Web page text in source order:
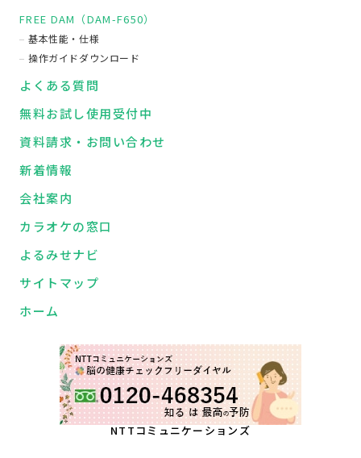
FREE DAM（DAM-F650）
基本性能・仕様
操作ガイドダウンロード
よくある質問
無料お試し使用受付中
資料請求・お問い合わせ
新着情報
会社案内
カラオケの窓口
よるみせナビ
サイトマップ
ホーム
NTTコミュニケーションズ